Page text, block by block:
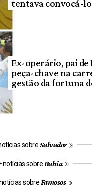
tentava convocá-lo
Ex-operário, pai de
peça-chave na
gestão da fortuna
sobreSalvador
notícias sobre Bahia
sobre Famosos